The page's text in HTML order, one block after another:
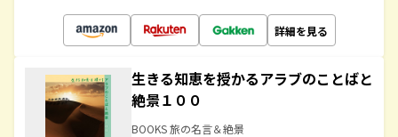
詳細を見る
生きる知恵を授かるアラブのことばと
絶景１００
BOOKS 旅の名言＆絶景